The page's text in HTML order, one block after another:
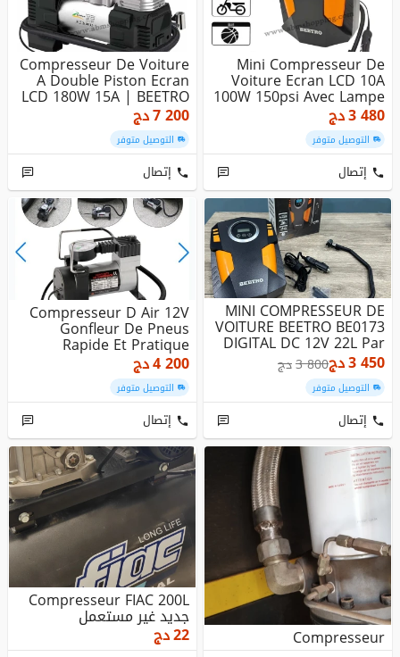
Mini Compresseur De
Voiture Ecran LCD 10A
100W 150psi Avec Lampe
| BEE...
3 480دج
التوصيل متوفر
إتصال
Compresseur De Voiture
A Double Piston Ecran
LCD 180W 15A | BEETRO
BE0...
7 200دج
التوصيل متوفر
إتصال
MINI COMPRESSEUR DE
VOITURE BEETRO BE0173
DIGITAL DC 12V 22L Par
MIN
3 450دج3 800دج
التوصيل متوفر
إتصال
Compresseur D Air 12V
Gonfleur De Pneus
Rapide Et Pratique
4 200دج
التوصيل متوفر
إتصال
Compresseur
Compresseur FIAC 200L
جديد غير مستعمل
22دج